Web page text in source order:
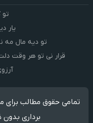
تو
یار
تو دیه مال مه
قرار نی تو هر وقت
تمامی حقوق مطالب برای
برداری